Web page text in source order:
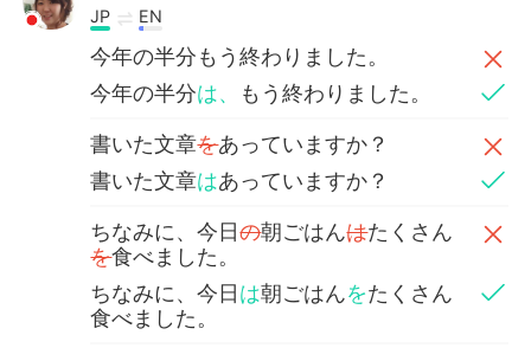
JP EN
今年の半分もう終わりました。
今年の半分は、 もう終わりました。
書いた文章をあっていますか？
書いた文章はあっていますか？
ちなみに、今日の朝ごはんはたくさん
を食べました。
ちなみに、今日は朝ごはんをたくさん
食べました。